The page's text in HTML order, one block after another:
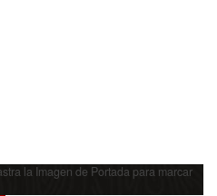
la Imagen de Portada para marcar